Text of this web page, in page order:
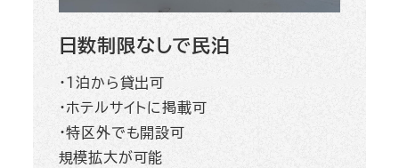
日数制限なしで民泊
・１泊から貸出可
・ホテルサイトに掲載可
・特区外でも開設可
規模拡大が可能